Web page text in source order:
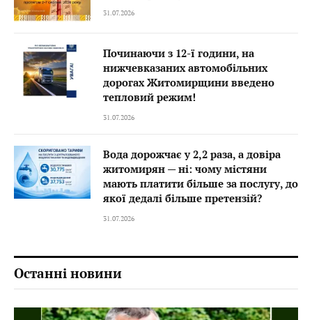
31.07.2026
Починаючи з 12-ї години, на
нижчевказаних автомобільних
дорогах Житомирщини введено
тепловий режим!
31.07.2026
Вода дорожчає у 2,2 раза, а довіра
житомирян — ні: чому містяни
мають платити більше за послугу, до
якої дедалі більше претензій?
31.07.2026
Останні новини